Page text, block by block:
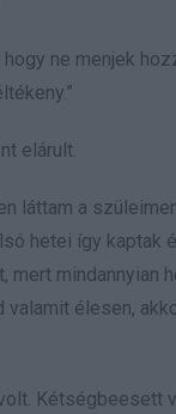
ne menjek
elárult.
láttam a
hetei így kaptak
mert mindannyian
valamit élesen,
Kétségbeesett